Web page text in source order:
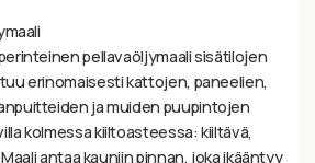
pellavaöljymaali sisätilojen
erinomaisesti kattojen, paneelien,
ja muiden puupintojen
kolmessa kiiltoasteessa: kiiltävä,
antaa kauniin pinnan, joka ikääntyy